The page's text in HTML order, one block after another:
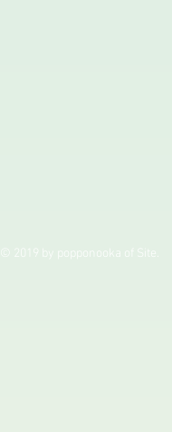
© 2019 by popponooka of Site.